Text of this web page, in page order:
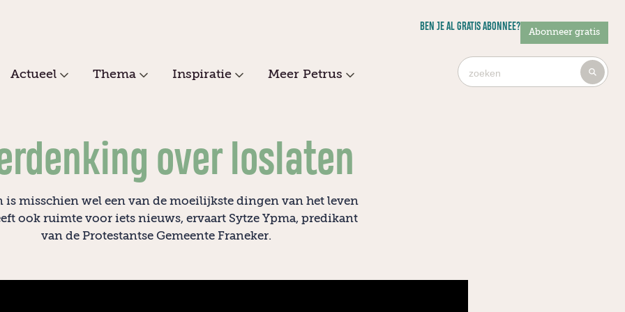
BEN JE AL GRATIS ABONNEE? Abonneer gratis
Actueel Thema Inspiratie Meer Petrus
over loslaten
is misschien wel een van de moeilijkste dingen van het leven
ook ruimte voor iets nieuws, ervaart Sytze Ypma, predikant
van de Protestantse Gemeente Franeker.